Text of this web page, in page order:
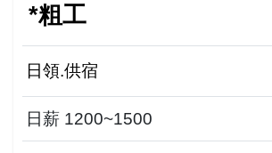
*粗工
日領.供宿
日薪 1200~1500